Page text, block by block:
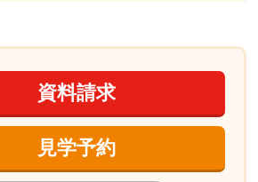
資料請求
見学予約